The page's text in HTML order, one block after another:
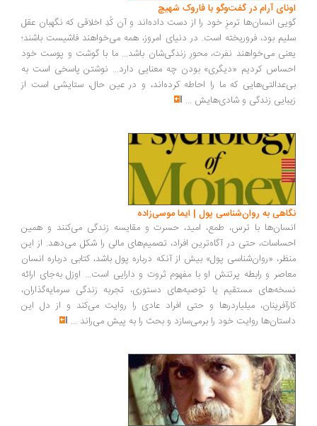
آرام در گفت‌وگو با فاروک شهیچ‭
انسان‌ها ترمزِ خود را از دست داده‌اند و آن کُدِ اخلاقی که نگهبان عقل
بود، فروریخته است. در دنیای امروز، همه می‌خواهند فاشیست باشند؛
می‌خواهند نفرت، محورِ زندگی‌شان باشد... ما با گوشت و پوست خود
کردیم «دیگری» بودن چه معنایی دارد... نوشتن پاسخی است به
که ما را احاطه کرده‌اند، و در عین حال، ستایشی است از
زندگی و شادی‌هایش...
به روان‌شناسی پول | ایما موسی‌زاده
با ترس، طمع، امید، حسرت و مقایسه زندگی می‌کنند و همین
حتی در آگاه‌ترین افراد، تصمیم‌های مالی را شکل می‌دهد. از این
«روان‌شناسی پول» بیش از آنکه درباره پول باشد، کتابی درباره انسان
و رابطه پرتنش او با مفهوم ثروت و دارایی است... اوزل به‌جای ارائه
مستقیم یا توصیه‌های دستوری، تجربه زندگی سرمایه‌گذاران،
میلیاردرها و حتی افراد عادی را روایت می‌کند و از دل این
روایت خود را برمی‌سازد و بحث را به پیش می‌راند ...